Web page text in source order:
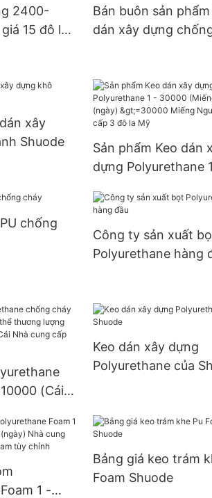
2400-
15 đô la
Bán buôn sản
dán xây dựng
xây
Shuode
Sản phẩm Keo dán
dựng Polyurethane
>=30000 Miếng
chống
Công ty sản xuất
Polyurethane hàng
(Cái):
Cái Nhà
Keo dán xây dựng
Polyurethane của
1 -
Bảng giá keo trám
Foam Shuode